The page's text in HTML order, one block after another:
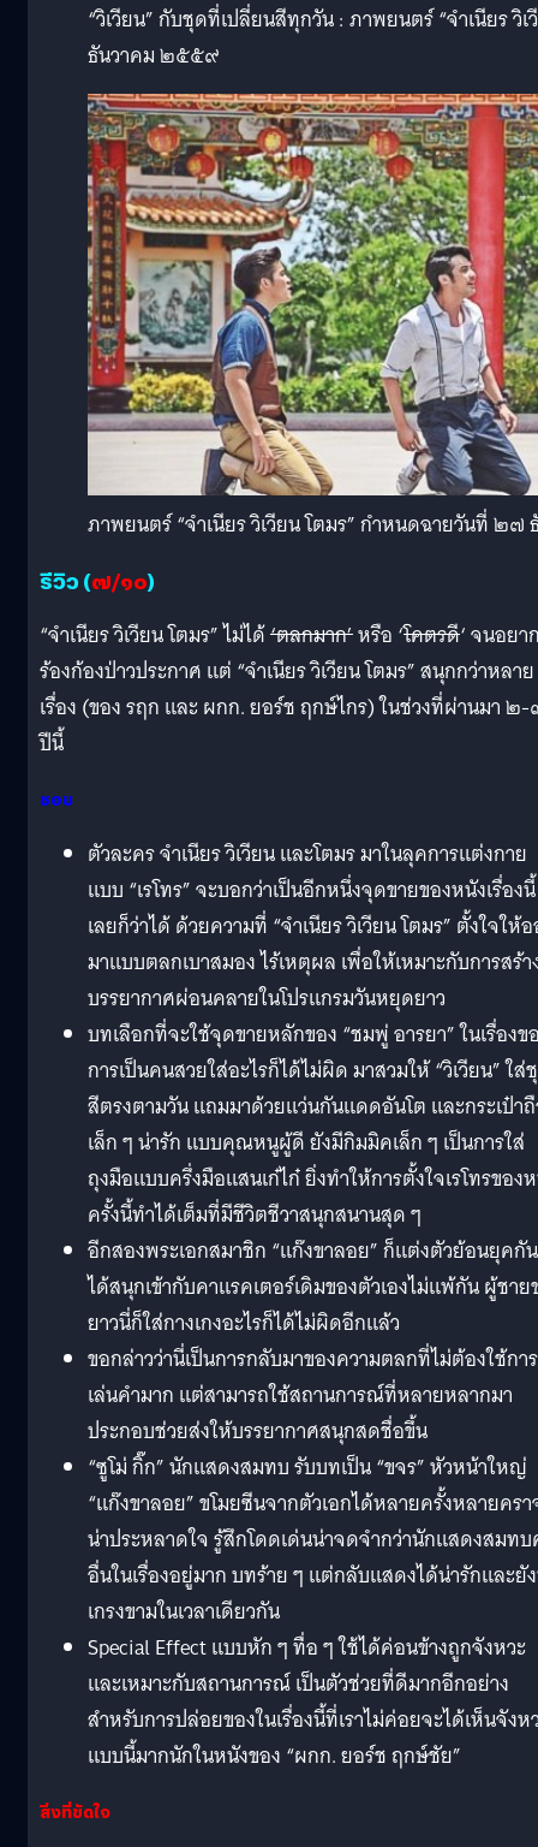
“วิเวียน” กับชุดที่เปลี่ยนสีทุกวัน : ภาพยนตร์ “จำเนียร
ธันวาคม ๒๕๕๙
ภาพยนตร์ “จำเนียร วิเวียน โตมร” กำหนดฉายวันที่ ๒
รีวิว (๗/๑๐)
“จำเนียร วิเวียน โตมร” ไม่ได้‘ตลกมาก’หรือ ‘โคตรดี‘ จนอยา
ร้องก้องป่าวประกาศ แต่ “จำเนียร วิเวียน โตมร” สนุกกว่าหลาย
เรื่อง (ของ รฤก และ ผกก. ยอร์ช ฤกษ์ไกร) ในช่วงที่ผ่านมา ๒
ปีนี้
ชอบ
ตัวละคร จำเนียร วิเวียน และโตมร มาในลุคการแต่งกาย
แบบ “เรโทร” จะบอกว่าเป็นอีกหนึ่งจุดขายของหนังเรื่องนี้
เลยก็ว่าได้ ด้วยความที่ “จำเนียร วิเวียน โตมร” ตั้งใจให้
มาแบบตลกเบาสมอง ไร้เหตุผล เพื่อให้เหมาะกับการสร้า
บรรยากาศผ่อนคลายในโปรแกรมวันหยุดยาว
บทเลือกที่จะใช้จุดขายหลักของ “ชมพู่ อารยา” ในเรื่องข
การเป็นคนสวยใส่อะไรก็ได้ไม่ผิด มาสวมให้ “วิเวียน” ใส่
สีตรงตามวัน แถมมาด้วยแว่นกันแดดอันโต และกระเป๋า
เล็ก ๆ น่ารัก แบบคุณหนูผู้ดี ยังมีกิมมิคเล็ก ๆ เป็นการใส่
ถุงมือแบบครึ่งมือแสนเก๋ไก๋ ยิ่งทำให้การตั้งใจเรโทรของ
ครั้งนี้ทำได้เต็มที่มีชีวิตชีวาสนุกสนานสุด ๆ
อีกสองพระเอกสมาชิก “แก๊งขาลอย” ก็แต่งตัวย้อนยุคกัน
ได้สนุกเข้ากับคาแรคเตอร์เดิมของตัวเองไม่แพ้กัน ผู้ชาย
ยาวนี่ก็ใส่กางเกงอะไรก็ได้ไม่ผิดอีกแล้ว
ขอกล่าวว่านี่เป็นการกลับมาของความตลกที่ไม่ต้องใช้การ
เล่นคำมาก แต่สามารถใช้สถานการณ์ที่หลายหลากมา
ประกอบช่วยส่งให้บรรยากาศสนุกสดชื่อขึ้น
“ซูโม่ กิ๊ก” นักแสดงสมทบ รับบทเป็น “ขจร” หัวหน้าใหญ่
“แก๊งขาลอย” ขโมยซีนจากตัวเอกได้หลายครั้งหลายคร
น่าประหลาดใจ รู้สึกโดดเด่นน่าจดจำกว่านักแสดงสมท
อื่นในเรื่องอยู่มาก บทร้าย ๆ แต่กลับแสดงได้น่ารักและยั
เกรงขามในเวลาเดียวกัน
Special Effect แบบหัก ๆ ทื่อ ๆ ใช้ได้ค่อนข้างถูกจังหวะ
และเหมาะกับสถานการณ์ เป็นตัวช่วยที่ดีมากอีกอย่าง
สำหรับการปล่อยของในเรื่องนี้ที่เราไม่ค่อยจะได้เห็นจังห
แบบนี้มากนักในหนังของ “ผกก. ยอร์ช ฤกษ์ชัย”
สิ่งที่ขัดใจ